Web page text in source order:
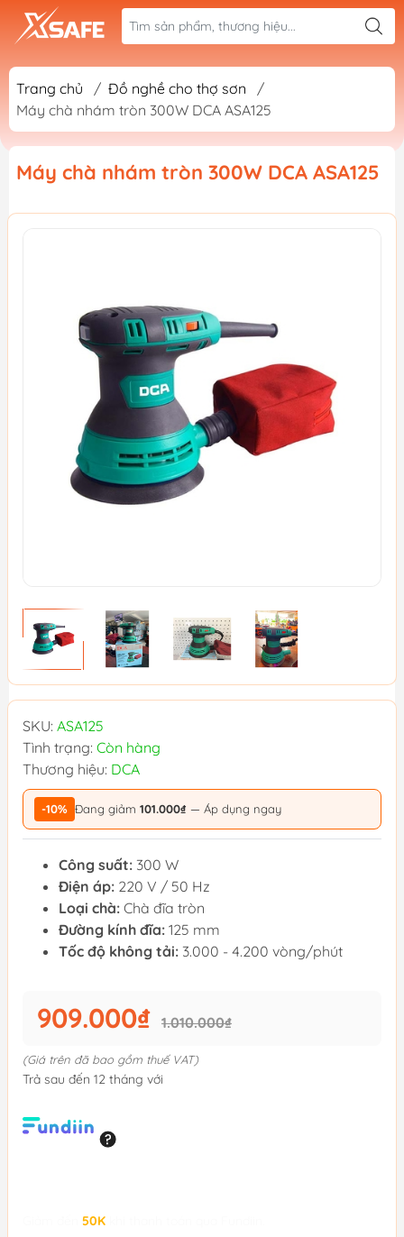
Trang chủ / Đồ nghề cho thợ sơn
/
Máy chà nhám tròn 300W DCA ASA125
Máy chà nhám tròn 300W DCA ASA125
SKU: ASA125
Tình trạng: Còn hàng
Thương hiệu: DCA
-10% Đang giảm 101.000₫ — Áp dụng ngay
Công suất: 300 W
Điện áp: 220 V / 50 Hz
Loại chà: Chà đĩa tròn
Đường kính đĩa: 125 mm
Tốc độ không tải: 3.000 - 4.200 vòng/phút
909.000₫ 1.010.000₫
(Giá trên đã bao gồm thuế VAT)
Trả sau đến 12 tháng với
50K